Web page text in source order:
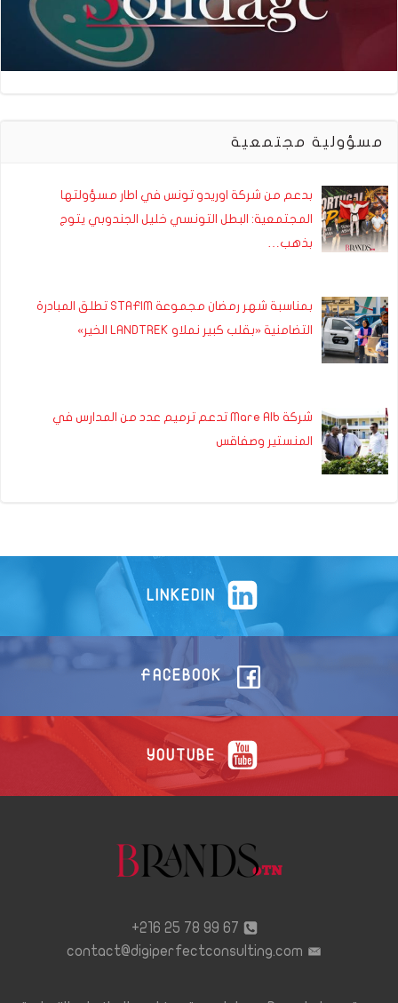
مسؤولية مجتمعية
بدعم من شركة اوريدو تونس في اطار مسؤولتها
المجتمعية: البطل التونسي خليل الجندوبي يتوج
بذهب…
بمناسبة شهر رمضان مجموعة STAFIM تطلق المبادرة
التضامنية «بقلب كبير نملاو LANDTREK الخير»
شركة Mare Alb تدعم ترميم عدد من المدارس في
المنستير وصفاقس
LINKEDIN
FACEBOOK
YOUTUBE
67 99 78 25 216+
contact@digiperfectconsulting.com